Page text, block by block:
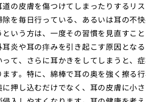
の皮膚を傷つけてしまったりするリ
を毎日行っている、あるいは耳の不
いう方は、一度その習慣を見直すこ
炎や耳の痒みを引き起こす原因とな
て、さらに耳かきをしてしまうと、
す。特に、綿棒で耳の奥を強く擦る
押し込むだけでなく、耳の皮膚に小